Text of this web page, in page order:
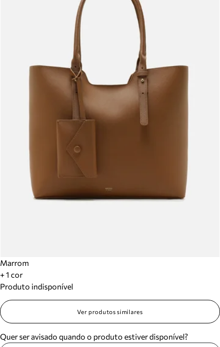
Marrom
+ 1 cor
Produto indisponível
Ver produtos similares
Quer ser avisado quando o produto estiver disponível?